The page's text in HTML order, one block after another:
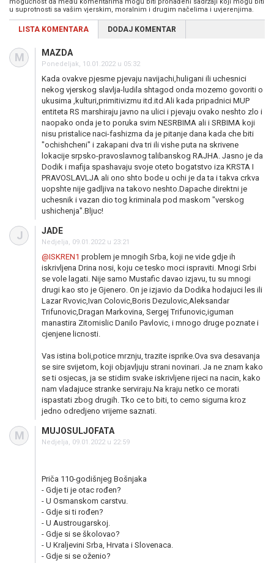
u suprotnosti sa vašim vjerskim, moralnim i drugim načelima i uvjerenjima.
LISTA KOMENTARA DODAJ KOMENTAR
M MAZDA
Ponedeljak, 10.01.2022 u 05:32
Kada ovakve pjesme pjevaju navijachi,huligani ili uchesnici
nekog vjerskog slavlja-ludila shtagod onda mozemo govoriti o
ukusima ,kulturi,primitivizmu itd.itd.Ali kada pripadnici MUP
entiteta RS marshiraju javno na ulici i pjevaju ovako neshto zlo i
naopako onda je to poruka svim NESRBIMA ali i SRBIMA koji
nisu pristalice naci-fashizma da je pitanje dana kada che biti
"ochishcheni" i zakapani dva tri ili vishe puta na skrivene
lokacije srpsko-pravoslavnog talibanskog RAJHA. Jasno je da
Dodik i mafija spashavaju svoje oteto bogatstvo iza KRSTA I
PRAVOSLAVLJA ali ono shto bode u ochi je da ta i takva crkva
uopshte nije gadljiva na takovo neshto.Dapache direktni je
uchesnik i vazan dio tog kriminala pod maskom "verskog
ushichenja".Bljuc!
J JADE
Nedjelja, 09.01.2022 u 23:21
@ISKREN1 problem je mnogih Srba, koji ne vide gdje ih
iskrivljena Drina nosi, koju ce tesko moci ispraviti. Mnogi Srbi
se vole lagati. Nije samo Mustafic davao izjavu, tu su mnogi
drugi kao sto je Gjenero. On je izjavio da Dodika hodajuci les ili
Lazar Rvovic,Ivan Colovic,Boris Dezulovic,Aleksandar
Trifunovic,Dragan Markovina, Sergej Trifunovic,iguman
manastira Zitomislic Danilo Pavlovic, i mnogo druge poznate i
cjenjene licnosti.
Vas istina boli,potice mrznju, trazite isprike.Ova sva desavanja
se sire svijetom, koji objavljuju strani novinari. Ja ne znam kako
se ti osjecas, ja se stidim svake iskrivljene rijeci na nacin, kako
nam vladajuce stranke serviraju.Na kraju netko ce morati
ispastati zbog drugih. Tko ce to biti, to cemo sigurna kroz
jedno odredjeno vrijeme saznati.
M MUJOSULJOFATA
Nedjelja, 09.01.2022 u 22:59
Priča 110-godišnjeg Bošnjaka
- Gdje ti je otac rođen?
- U Osmanskom carstvu.
- Gdje si ti rođen?
- U Austrougarskoj.
- Gdje si se školovao?
- U Kraljevini Srba, Hrvata i Slovenaca.
- Gdje si se oženio?